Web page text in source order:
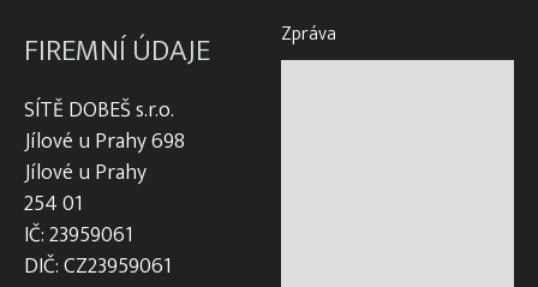
FIREMNÍ ÚDAJE
SÍTĚ DOBEŠ s.r.o.
Jílové u Prahy 698
Jílové u Prahy
254 01
IČ: 23959061
DIČ: CZ23959061
Zpráva